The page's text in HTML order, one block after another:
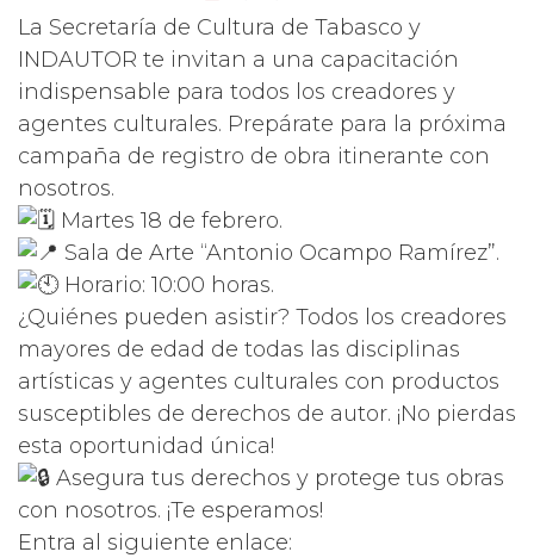
La Secretaría de Cultura de Tabasco y
INDAUTOR te invitan a una capacitación
indispensable para todos los creadores y
agentes culturales. Prepárate para la próxima
campaña de registro de obra itinerante con
nosotros.
Martes 18 de febrero.
Sala de Arte “Antonio Ocampo Ramírez”.
Horario: 10:00 horas.
¿Quiénes pueden asistir? Todos los creadores
mayores de edad de todas las disciplinas
artísticas y agentes culturales con productos
susceptibles de derechos de autor. ¡No pierdas
esta oportunidad única!
Asegura tus derechos y protege tus obras
con nosotros. ¡Te esperamos!
Entra al siguiente enlace: